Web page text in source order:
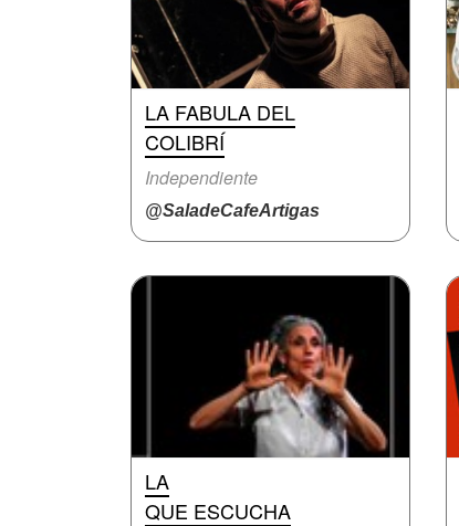
LA FABULA DEL
COLIBRÍ
Independiente
@SaladeCafeArtigas
LA
QUE ESCUCHA